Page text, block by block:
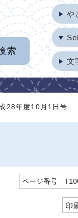
や
文
28年度10月1日号
ページ番号
印